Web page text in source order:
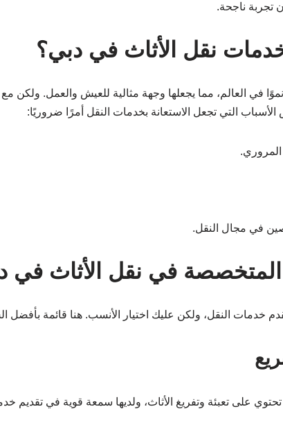
تجربة ناجحة.
خدمات نقل الأثاث في دبي؟
في العالم، مما يجعلها وجهة مثالية للعيش والعمل. ولكن مع
التي تجعل الاستعانة بخدمات النقل أمرًا ضروريًا:
في مجال النقل.
في نقل الأثاث في
خدمات النقل، ولكن عليك اختيار الأنسب. هنا قائمة بأفضل
على تعبئة وتفريغ الأثاث، ولديها سمعة قوية في تقديم